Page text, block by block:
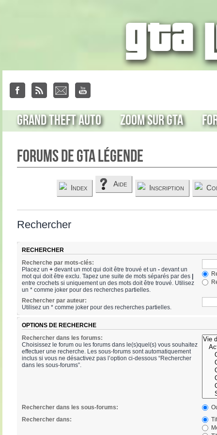
Grand Theft Auto Zoom sur GTA
Forums de GTA Légende
Index Aide Inscription
Rechercher
RECHERCHER
Recherche par mots-clés:
Placez un +devant un mot qui doit être trouvé et un -devant un
mot qui doit être exclu. Tapez une suite de mots séparés par des
entre crochets si uniquement un des mots doit être trouvé. Utilisez
un * comme joker pour des recherches partielles.
Rechercher par auteur:
Utilisez un * comme joker pour des recherches partielles.
OPTIONS DE RECHERCHE
Rechercher dans les forums:
Choisissez le forum ou les forums dans le(s)quel(s) vous souhaitez
effectuer une recherche. Les sous-forums sont automatiquement
inclus si vous ne désactivez pas l’option ci-dessous “Rechercher
dans les sous-forums”.
Rechercher dans les sous-forums:
Rechercher dans: